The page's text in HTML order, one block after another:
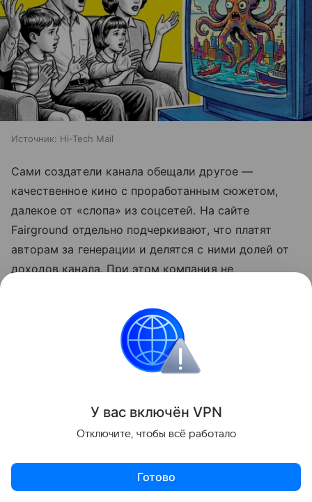
Источник: Hi-Tech Mail
Сами создатели канала обещали другое —
качественное кино с проработанным сюжетом,
далекое от «слопа» из соцсетей. На сайте
Fairground отдельно подчеркивают, что платят
авторам за генерации и делятся с ними долей от
доходов канала. При этом компания не
есть ли права на исходные данные для
тренировки. Для Roku запуск канала выглядит
скорее как способ громко заявить об участии в
ИИ-буме, чем как реальная ставка на
давно спорит, способен ли ИИ заменить
У вас включён VPN
Отключите, чтобы всё работало
Готово